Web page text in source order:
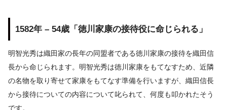
1582年 – 54歳「徳川家康の接待役に命じられる」
明智光秀は織田家の長年の同盟者である徳川家康の接待を織田信
長から命じられます。明智光秀は徳川家康をもてなすため、近隣
の名物を取り寄せて家康をもてなす準備を行いますが、織田信長
から接待についての内容について叱られて、何度も叩かれたそう
です。